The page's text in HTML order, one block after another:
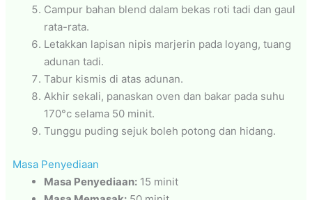
Campur bahan blend dalam bekas roti tadi dan gaul
rata-rata.
Letakkan lapisan nipis marjerin pada loyang, tuang
adunan tadi.
Tabur kismis di atas adunan.
Akhir sekali, panaskan oven dan bakar pada suhu
170°c selama 50 minit.
Tunggu puding sejuk boleh potong dan hidang.
Masa Penyediaan
Masa Penyediaan: 15 minit